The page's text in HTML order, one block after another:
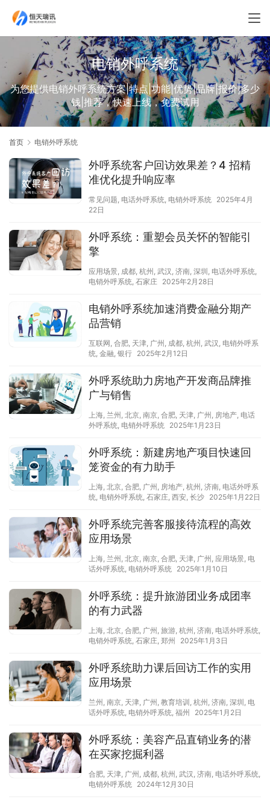
电销外呼系统
为您提供电销外呼系统方案|特点|功能|优势|品牌|报价|多少
钱|推荐，快速上线，免费试用
首页 电销外呼系统
外呼系统客户回访效果差？4 招精
准优化提升响应率
常见问题, 电话外呼系统, 电销外呼系统 2025年4月
22日
外呼系统：重塑会员关怀的智能引
擎
应用场景, 成都, 杭州 , 武汉 , 济南, 深圳 , 电话外呼系统,
电销外呼系统, 石家庄 2025年2月28日
电销外呼系统加速消费金融分期产
品营销
互联网, 合肥, 天津, 广州 , 成都, 杭州 , 武汉 , 电销外呼系
统, 金融, 银行 2025年2月12日
外呼系统助力房地产开发商品牌推
广与销售
上海, 兰州 , 北京, 南京, 合肥, 天津, 广州 , 房地产, 电话
外呼系统, 电销外呼系统 2025年1月23日
外呼系统：新建房地产项目快速回
笼资金的有力助手
上海, 北京, 合肥, 广州 , 房地产, 杭州 , 济南, 电话外呼系
统, 电销外呼系统, 石家庄, 西安, 长沙 2025年1月22日
外呼系统完善客服接待流程的高效
应用场景
上海, 兰州 , 北京, 南京, 合肥, 天津, 广州 , 应用场景, 电
话外呼系统, 电销外呼系统 2025年1月10日
外呼系统：提升旅游团业务成团率
的有力武器
上海, 北京, 合肥, 广州 , 旅游, 杭州 , 济南, 电话外呼系统,
电销外呼系统, 石家庄, 郑州 2025年1月3日
外呼系统助力课后回访工作的实用
应用场景
兰州 , 南京, 天津, 广州 , 教育培训 , 杭州 , 济南, 深圳 , 电
话外呼系统, 电销外呼系统, 福州 2025年1月2日
外呼系统：美容产品直销业务的潜
在买家挖掘利器
合肥, 天津, 广州 , 成都, 杭州 , 武汉 , 济南, 电话外呼系统,
电销外呼系统 2024年12月30日